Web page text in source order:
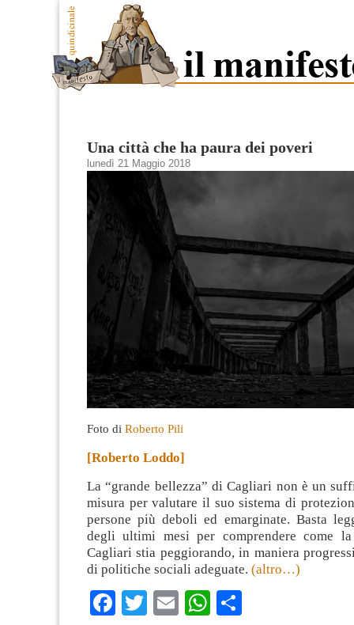
Una città che ha paura dei poveri
lunedì 21 Maggio 2018
Foto di Roberto Pili
[Roberto Loddo]
La “grande bellezza” di Cagliari non è un
misura per valutare il suo sistema di
persone più deboli ed emarginate. Basta
degli ultimi mesi per comprendere come
Cagliari stia peggiorando, in maniera
di politiche sociali adeguate. (altro…)
Facebook
TwitterEmailWhatsApp